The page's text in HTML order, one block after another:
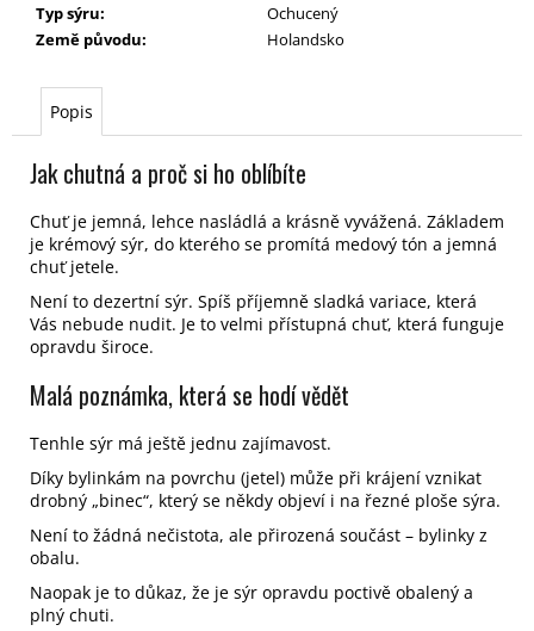
Typ sýru:
Ochucený
Země původu: Holandsko
Popis
Jak chutná a proč si ho oblíbíte
Chuť je jemná, lehce nasládlá a krásně vyvážená. Základem
je krémový sýr, do kterého se promítá medový tón a jemná
chuť jetele.
Není to dezertní sýr. Spíš příjemně sladká variace, která
Vás nebude nudit. Je to velmi přístupná chuť, která funguje
opravdu široce.
Malá poznámka, která se hodí vědět
Tenhle sýr má ještě jednu zajímavost.
Díky bylinkám na povrchu (jetel) může při krájení vznikat
drobný „binec“, který se někdy objeví i na řezné ploše sýra.
Není to žádná nečistota, ale přirozená součást – bylinky z
obalu.
Naopak je to důkaz, že je sýr opravdu poctivě obalený a
plný chuti.